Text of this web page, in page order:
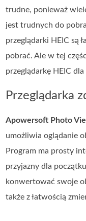
trudne, ponieważ
jest trudnych do
przeglądarki HEIC są
pobrać. Ale w tej
przeglądarkę HEIC
Przeglądarka
Apowersoft Photo
umożliwia oglądanie
Program ma prosty
przyjazny dla
konwertować swoje
także z łatwością